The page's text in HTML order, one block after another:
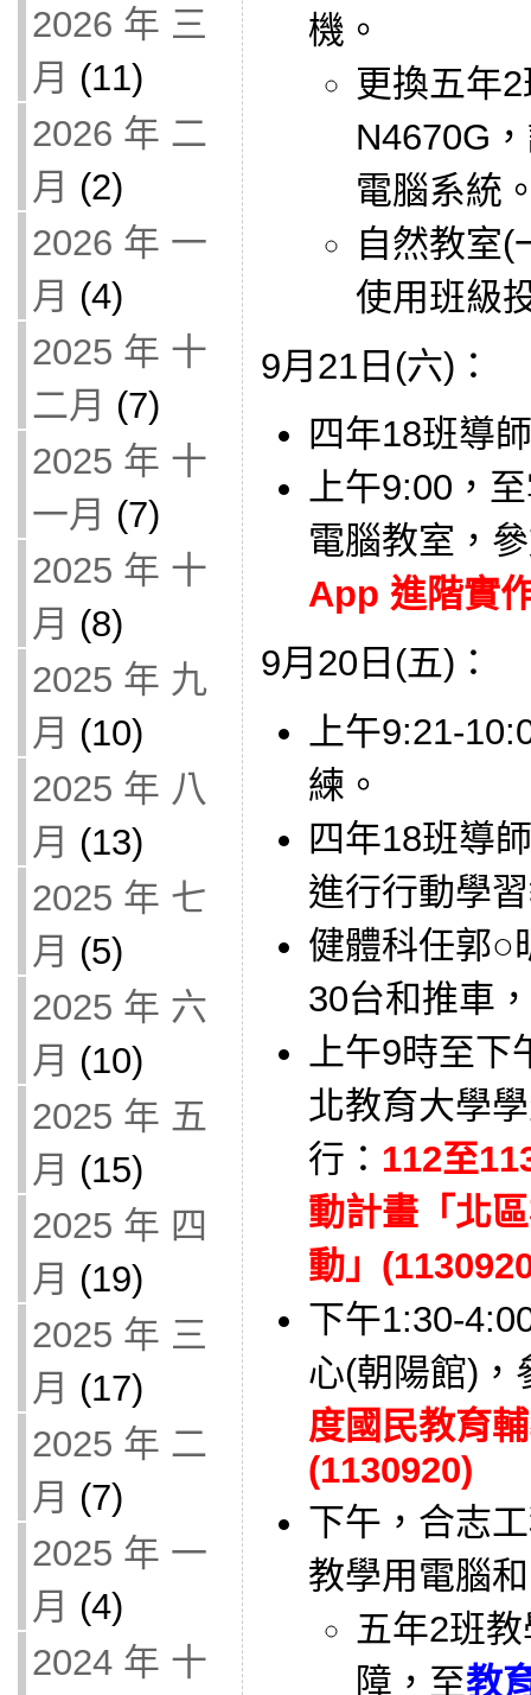
2026 年 三
月 (11)
2026 年 二
月 (2)
2026 年 一
月 (4)
2025 年 十
二月 (7)
2025 年 十
一月 (7)
2025 年 十
月 (8)
2025 年 九
月 (10)
2025 年 八
月 (13)
2025 年 七
月 (5)
2025 年 六
月 (10)
2025 年 五
月 (15)
2025 年 四
月 (19)
2025 年 三
月 (17)
2025 年 二
月 (7)
2025 年 一
月 (4)
2024 年 十
機。
更換五年
N4670G
電腦系統
自然教室(
使用班級
9月21日(六)：
四年18班導
上午9:00，
電腦教室，
App 進階實
9月20日(五)：
上午9:21-
練。
四年18班導
進行行動學
健體科任郭○
30台和推車
上午9時至下
北教育大學
行： 112至
動計畫「北
動」
下午1:30-
心(朝陽館)，
度國民教育
(1130920)
下午，合志
教學用電腦
五年2班
障，至教